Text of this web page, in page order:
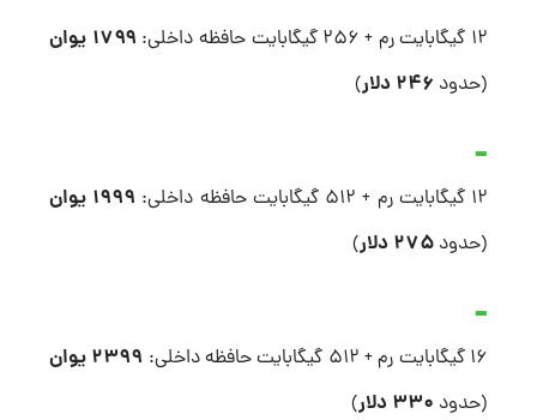
۱۲ گیگابایت رم + ۲۵۶ گیگابایت حافظه داخلی: ۱۷۹۹ یوان
(حدود ۲۴۶ دلار )
۱۲ گیگابایت رم + ۵۱۲ گیگابایت حافظه داخلی: ۱۹۹۹ یوان
(حدود ۲۷۵ دلار )
۱۶ گیگابایت رم + ۵۱۲ گیگابایت حافظه داخلی: ۲۳۹۹ یوان
(حدود ۳۳۰ دلار )